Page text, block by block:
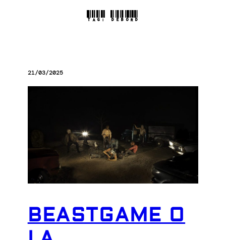
TAG:DEBORD
21/03/2025
BEASTGAME O